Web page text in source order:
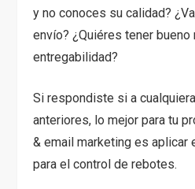
y no conoces su calidad?
envío? ¿Quiéres tener
entregabilidad?
Si respondiste si a
anteriores, lo mejor para tu
& email marketing es aplicar
para el control de rebotes.